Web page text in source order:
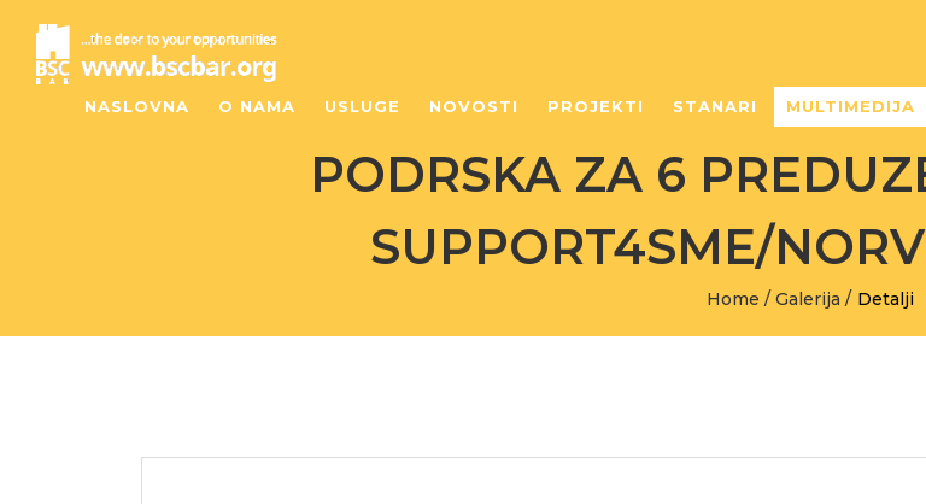
NASLOVNA O NAMA USLUGE NOVOSTI PROJEKTI STANARI MULTIMEDIJA
PODRSKA ZA 6
SUPPORT4SME/
Home / Galerija / Detalji